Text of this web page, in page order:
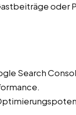
oder
Search